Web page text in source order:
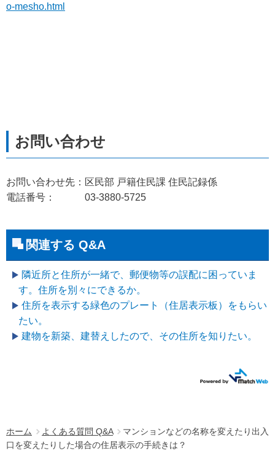
ホーム よくある質問 Q&A
マンションなどの名称を変えたり出入
口を変えたりした場合の住居表示の手続きは？
o-mesho.html
お問い合わせ先：区民部 戸籍住民課 住民記録係
電話番号： 03-3880-5725
関連する Q&A
隣近所と住所が一緒で、郵便物等の誤配に困っていま
す。住所を別々にできるか。
住所を表示する緑色のプレート（住居表示板）をもらい
たい。
建物を新築、建替えしたので、その住所を知りたい。